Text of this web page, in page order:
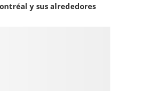
y sus alrededores